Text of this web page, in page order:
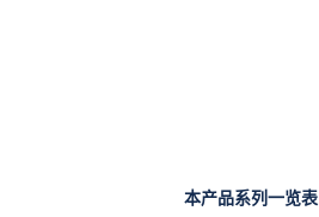
本产品系列一览表